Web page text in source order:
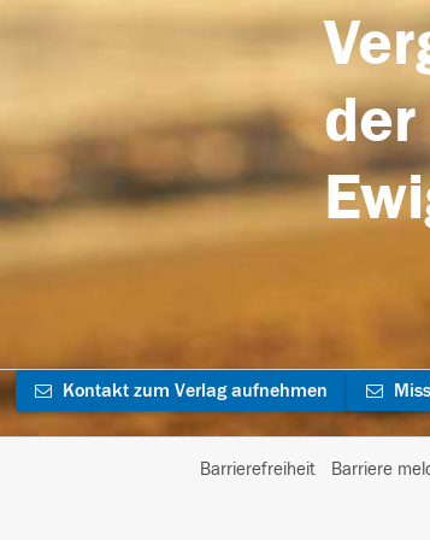
Kontakt zum Verlag aufnehmen
Barrierefreiheit Barriere